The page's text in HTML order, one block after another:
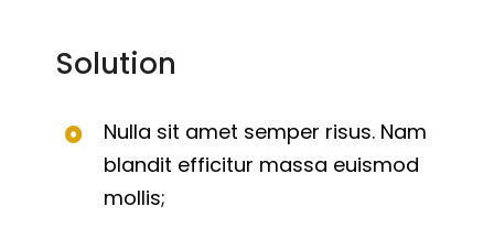
Solution
Nulla sit amet semper risus. Nam
blandit efficitur massa euismod
mollis;